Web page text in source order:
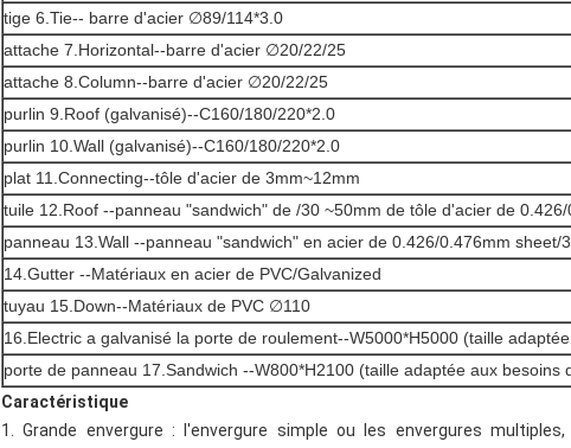
tige 6.Tie-- barre d'acier ∅89/114*3.0
attache 7.Horizontal--barre d'acier ∅20/22/25
attache 8.Column--barre d'acier ∅20/22/25
purlin 9.Roof (galvanisé)--C160/180/220*2.0
purlin 10.Wall (galvanisé)--C160/180/220*2.0
plat 11.Connecting--tôle d'acier de 3mm~12mm
tuile 12.Roof --panneau "sandwich" de /30 ~50mm de tôle d'acier de
panneau 13.Wall --panneau "sandwich" en acier de 0.426/0.476mm sheet/
14.Gutter --Matériaux en acier de PVC/Galvanized
tuyau 15.Down--Matériaux de PVC ∅110
16.Electric a galvanisé la porte de roulement--W5000*H5000 (taille
porte de panneau 17.Sandwich --W800*H2100 (taille adaptée aux besoins
Caractéristique
1.Grande envergure : l'envergure simple ou les envergures